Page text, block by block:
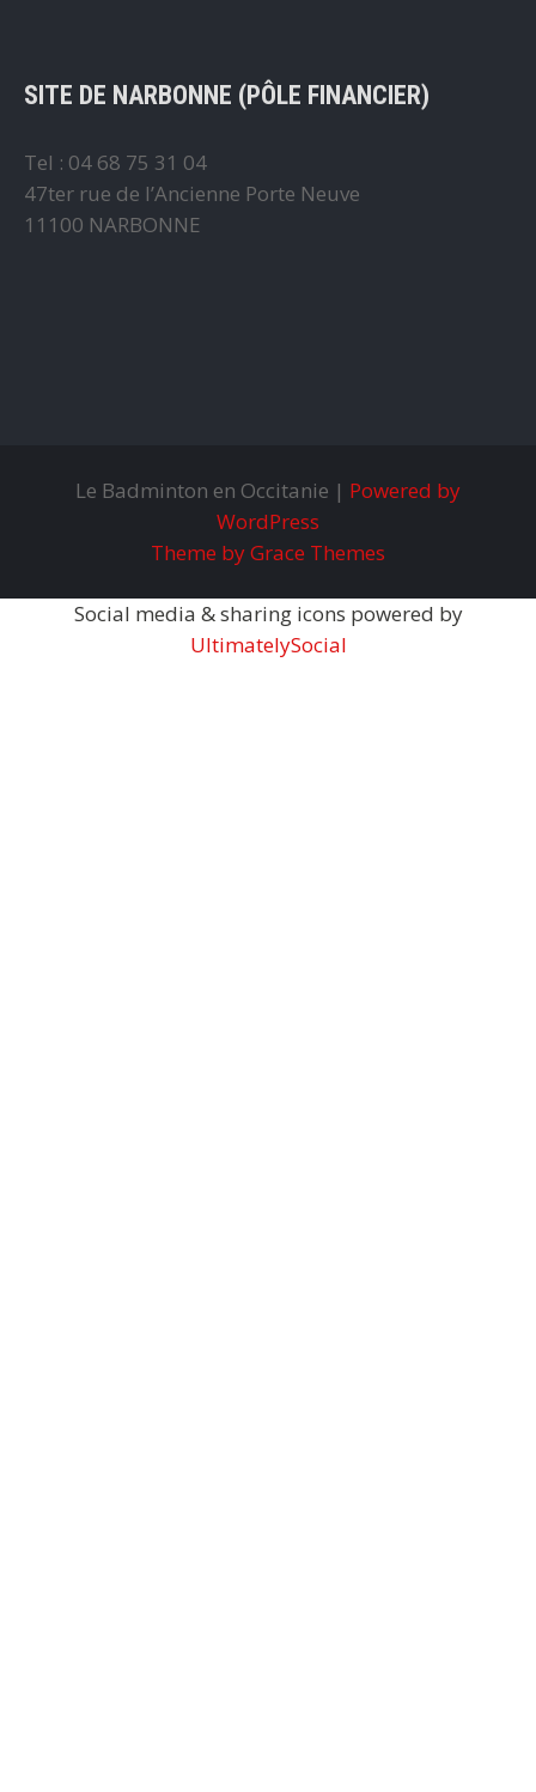
SITE DE NARBONNE (PÔLE FINANCIER)
Tel : 04 68 75 31 04
47ter rue de l’Ancienne Porte Neuve
11100 NARBONNE
Le Badminton en Occitanie | Powered by
WordPress
Theme by Grace Themes
Social media & sharing icons powered by
UltimatelySocial